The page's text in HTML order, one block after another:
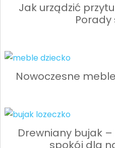
Jak urządzić
Porady
Nowoczesne
Drewniany bujak –
spokój dla